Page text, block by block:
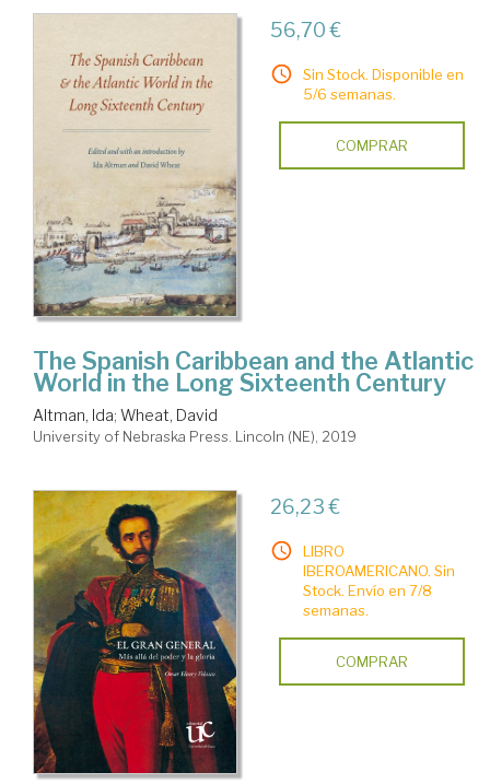
56,70 €
Sin Stock. Disponible en
5/6 semanas.
COMPRAR
The Spanish Caribbean and the Atlantic
World in the Long Sixteenth Century
Altman, Ida; Wheat, David
University of Nebraska Press. Lincoln (NE), 2019
26,23 €
LIBRO
IBEROAMERICANO. Sin
Stock. Envío en 7/8
semanas.
COMPRAR